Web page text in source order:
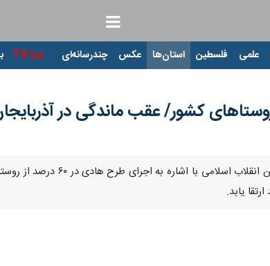
علمی فلسطین استان‌ها عکس چندرسانه‌ای ایرنا TV